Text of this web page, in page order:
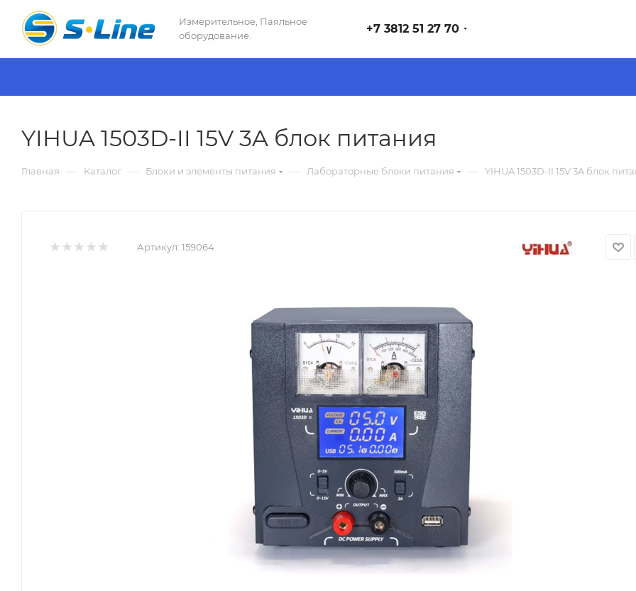
Измерительное, Паяльное
оборудование.
+7 3812 51 27 70
YIHUA 1503D-II 15V 3A блок питания
Главная — Каталог — Блоки и элементы питания — Лабораторные блоки питания — YIHUA 1503D-II 15V 3A блок
Артикул: 159064